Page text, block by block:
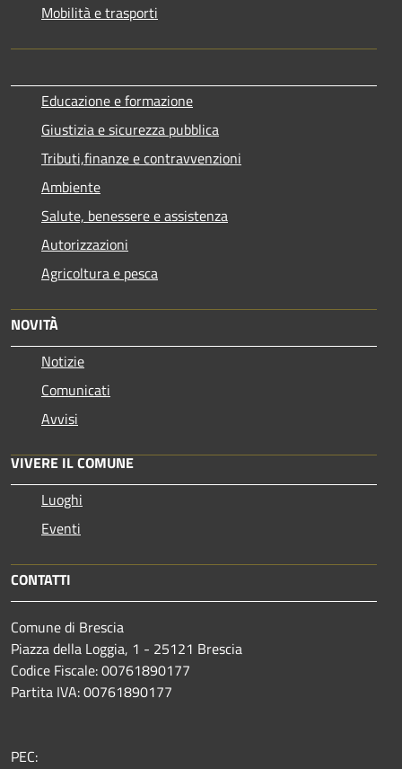
Mobilità e trasporti
Educazione e formazione
Giustizia e sicurezza pubblica
Tributi,finanze e contravvenzioni
Ambiente
Salute, benessere e assistenza
Autorizzazioni
Agricoltura e pesca
NOVITÀ
Notizie
Comunicati
Avvisi
VIVERE IL COMUNE
Luoghi
Eventi
CONTATTI
Comune di Brescia
Piazza della Loggia, 1 - 25121 Brescia
Codice Fiscale: 00761890177
Partita IVA: 00761890177
PEC: